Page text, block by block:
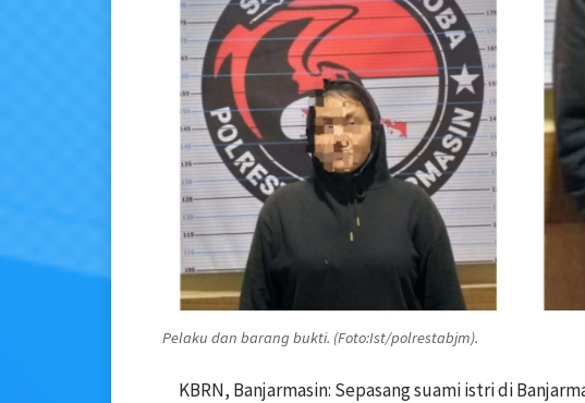
Pelaku dan barang bukti. (Foto:Ist/polrestabjm).
KBRN, Banjarmasin: Sepasang suami istri di